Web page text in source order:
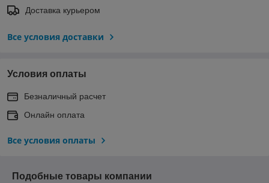
Доставка курьером
Все условия доставки
Условия оплаты
Безналичный расчет
Онлайн оплата
Все условия оплаты
Подобные товары компании